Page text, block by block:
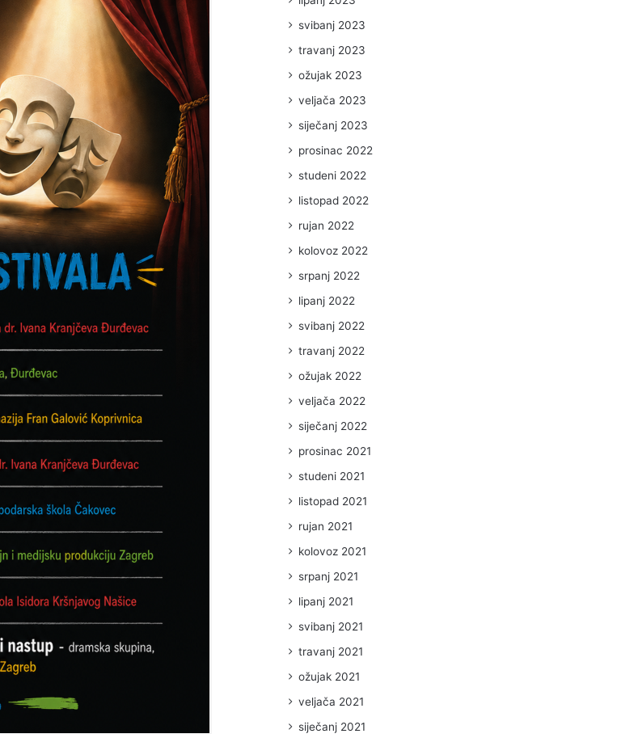
svibanj 2023
travanj 2023
ožujak 2023
veljača 2023
siječanj 2023
prosinac 2022
studeni 2022
listopad 2022
rujan 2022
kolovoz 2022
srpanj 2022
lipanj 2022
svibanj 2022
travanj 2022
ožujak 2022
veljača 2022
siječanj 2022
prosinac 2021
studeni 2021
listopad 2021
rujan 2021
kolovoz 2021
srpanj 2021
lipanj 2021
svibanj 2021
travanj 2021
ožujak 2021
veljača 2021
siječanj 2021